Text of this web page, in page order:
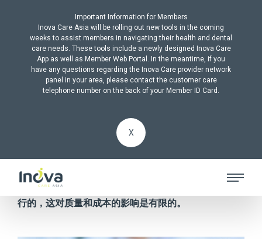
Important Information for Members
Inova Care Asia will be rolling out new tools in the coming
weeks to assist members in navigating their health and dental
care needs. These tools include a newly designed Inova Care
App as well as Member Web Portal. In the meantime, if you
have any questions regarding the Inova Care provider network
panel in your area, please contact the customer care
telephone number on the back of your Member ID Card.
X
ALL PRODUCTS
世界上大多数国家的医疗保健费用正以惊人的速度增
长。今天，大多数利用率管理都是在回顾性的基础上进
行的，这对质量和成本的影响是有限的。